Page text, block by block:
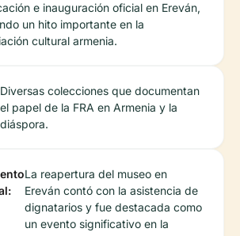
e inauguración oficial en Ereván,
un hito importante en la
cultural armenia.
Diversas colecciones que documentan
el papel de la FRA en Armenia y la
diáspora.
La reapertura del museo en
Ereván contó con la asistencia de
dignatarios y fue destacada como
un evento significativo en la